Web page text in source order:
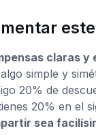
claras y
simple y
20% de
20% en el
sea